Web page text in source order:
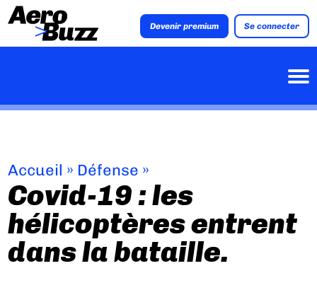
Devenir premium Se connecter
Accueil » Défense »
Covid-19 : les
hélicoptères entrent
dans la bataille.